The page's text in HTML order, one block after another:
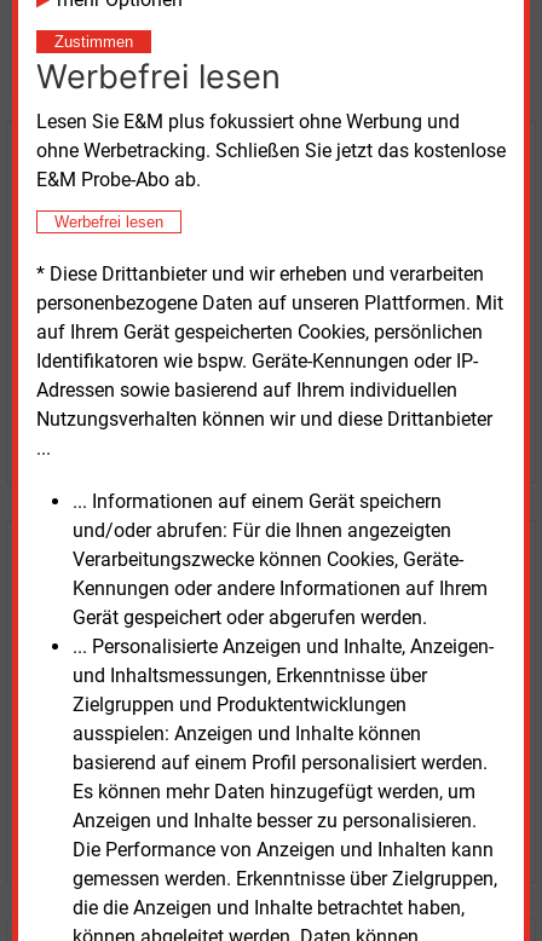
Zustimmen
Werbefrei lesen
Lesen Sie E&M plus fokussiert ohne Werbung und
ohne Werbetracking. Schließen Sie jetzt das kostenlose
E&M Probe-Abo ab.
Werbefrei lesen
* Diese Drittanbieter und wir erheben und verarbeiten
personenbezogene Daten auf unseren Plattformen. Mit
auf Ihrem Gerät gespeicherten Cookies, persönlichen
Identifikatoren wie bspw. Geräte-Kennungen oder IP-
Adressen sowie basierend auf Ihrem individuellen
Nutzungsverhalten können wir und diese Drittanbieter
...
... Informationen auf einem Gerät speichern
und/oder abrufen: Für die Ihnen angezeigten
Verarbeitungszwecke können Cookies, Geräte-
Kennungen oder andere Informationen auf Ihrem
Gerät gespeichert oder abgerufen werden.
... Personalisierte Anzeigen und Inhalte, Anzeigen-
und Inhaltsmessungen, Erkenntnisse über
Zielgruppen und Produktentwicklungen
ausspielen: Anzeigen und Inhalte können
basierend auf einem Profil personalisiert werden.
Es können mehr Daten hinzugefügt werden, um
Anzeigen und Inhalte besser zu personalisieren.
Die Performance von Anzeigen und Inhalten kann
gemessen werden. Erkenntnisse über Zielgruppen,
die die Anzeigen und Inhalte betrachtet haben,
Möchten Sie diese und
weitere Nachrichten lesen?
Kaufen Sie den Artikel
erhalten Sie sofort diesen redaktionellen Beitrag für
JETZT ARTIKEL KAUFEN
Testen SieE&M
kostenlos und
unverbindlich
Zwei Wochen kostenfreier Zugang
Zugang auf stündlich aktualisierte Nachrichten mit
Prognose- und Marktdaten
+ einmal täglich E&M daily
+ zwei Ausgaben der Zeitung E&M
ohne automatische Verlängerung
JETZT KOSTENLOS TESTEN